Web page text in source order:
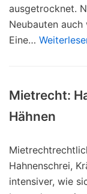
ausgetrocknet.
Neubauten auch
Eine…
Mietrecht:
Hähnen
Hahnenschrei,
intensiver, wie